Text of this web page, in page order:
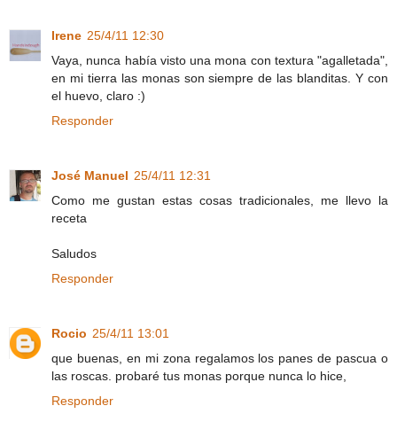
Irene 25/4/11 12:30
Vaya, nunca había visto una mona con textura "agalletada",
en mi tierra las monas son siempre de las blanditas. Y con
el huevo, claro :)
Responder
José Manuel 25/4/11 12:31
Como me gustan estas cosas tradicionales, me llevo la
receta
Saludos
Responder
Rocio 25/4/11 13:01
que buenas, en mi zona regalamos los panes de pascua o
las roscas. probaré tus monas porque nunca lo hice,
Responder